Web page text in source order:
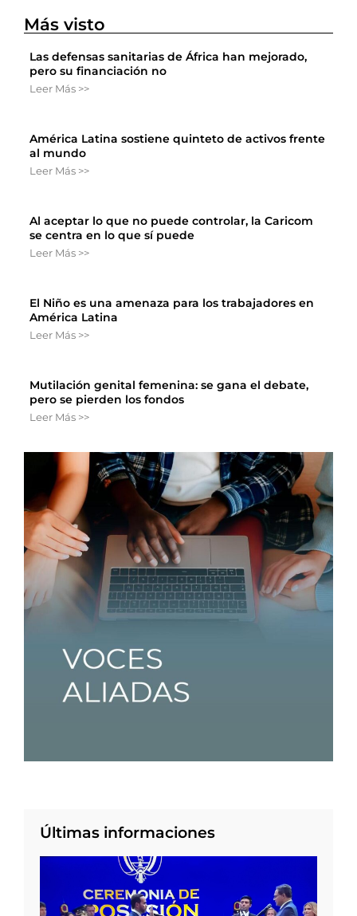
Más visto
Las defensas sanitarias de África han mejorado,
pero su financiación no
Leer Más >>
América Latina sostiene quinteto de activos frente
al mundo
Leer Más >>
Al aceptar lo que no puede controlar, la Caricom
se centra en lo que sí puede
Leer Más >>
El Niño es una amenaza para los trabajadores en
América Latina
Leer Más >>
Mutilación genital femenina: se gana el debate,
pero se pierden los fondos
Leer Más >>
Últimas informaciones